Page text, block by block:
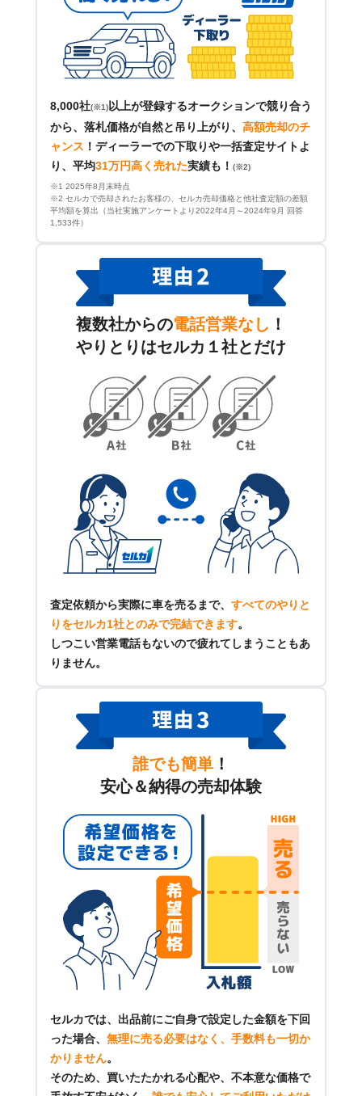
8,000社(※1) 以上が登録するオークションで競り合う
から、落札価格が自然と吊り上がり、 高額売却のチ
ャンス ！ ディーラーでの下取りや一括査定サイトよ
り、平均31万円高く売れた実績も！ (※2)
※1 2025年8月末時点
※2 セルカで売却されたお客様の、セルカ売却価格と他社査定額の差額
平均額を算出（当社実施アンケートより2022年4月～2024年9月 回答
1,533件）
複数社からの電話営業なし ！
やりとりはセルカ１社とだけ
査定依頼から実際に車を売るまで、 すべてのやりと
りをセルカ1社とのみで完結できます。
しつこい営業電話もないので疲れてしまうこともあ
りません。
誰でも簡単 ！
安心＆納得の売却体験
セルカでは、出品前にご自身で設定した金額を下回
った場合、 無理に売る必要はなく、手数料も一切か
かりません。
そのため、買いたたかれる心配や、不本意な価格で